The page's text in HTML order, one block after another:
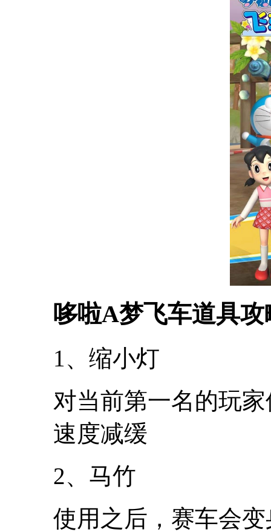
哆啦A梦飞车道具攻
1、缩小灯
对当前第一名的玩
速度减缓
2、马竹
使用之后，赛车会